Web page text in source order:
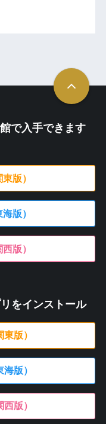
で入手できます
版）
版）
版）
をインストール
版）
版）
版）